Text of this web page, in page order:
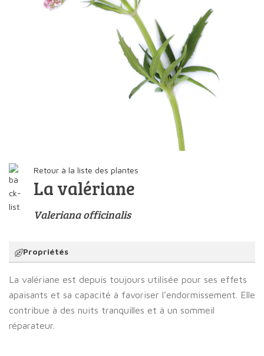
Retour à la liste des plantes
La valériane
Valeriana officinalis
Propriétés
La valériane est depuis toujours utilisée pour ses effets
apaisants et sa capacité à favoriser l’endormissement. Elle
contribue à des nuits tranquilles et à un sommeil
réparateur.